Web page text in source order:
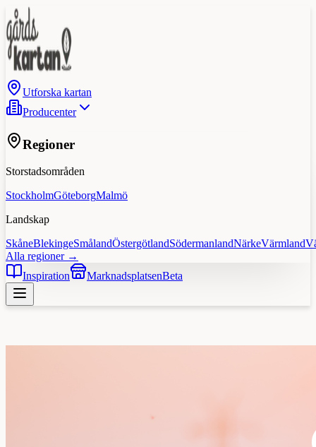
Utforska kartan
Producenter
Regioner
Storstadsområden
StockholmGöteborgMalmö
Landskap
SkåneBlekingeSmålandÖstergötlandSödermanlandNärkeVärmland
Alla regioner →
Inspiration
MarknadsplatsenBeta